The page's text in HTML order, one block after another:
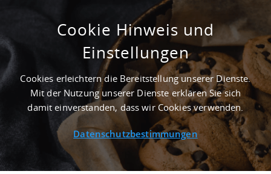
415 M² INDUSTRIEIMMOBILIE IN ESSEN AN
DER AUTOBAHN A 52
Startseite Immobiliensuche Detailansicht
VERGLEICHEN EXPORT PDF
Cookie Hinweis und
Einstellungen
Cookies erleichtern die Bereitstellung unserer Dienste.
Mit der Nutzung unserer Dienste erklären Sie sich
damit einverstanden, dass wir Cookies verwenden.
Datenschutzbestimmungen